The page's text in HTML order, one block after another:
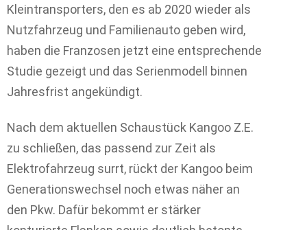
Kleintransporters, den es ab 2020 wieder als
Nutzfahrzeug und Familienauto geben wird,
haben die Franzosen jetzt eine entsprechende
Studie gezeigt und das Serienmodell binnen
Jahresfrist angekündigt.
Nach dem aktuellen Schaustück Kangoo Z.E.
zu schließen, das passend zur Zeit als
Elektrofahrzeug surrt, rückt der Kangoo beim
Generationswechsel noch etwas näher an
den Pkw. Dafür bekommt er stärker